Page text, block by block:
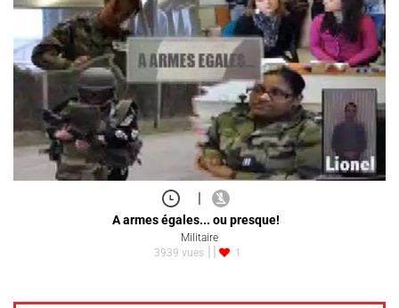
|
A armes égales... ou presque!
Militaire
3939 vues
1